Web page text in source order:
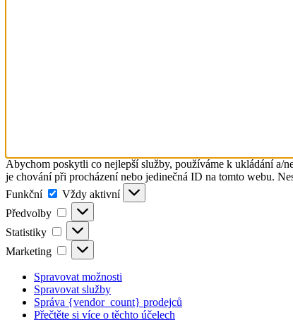
Abychom poskytli co nejlepší služby, používáme k ukládání a/
je chování při procházení nebo jedinečná ID na tomto webu.
Funkční
Funkční
Vždy aktivní
Předvolby
Předvolby
Statistiky Statistiky
Marketing Marketing
Spravovat možnosti
Spravovat služby
Správa {vendor_count} prodejců
Přečtěte si více o těchto účelech